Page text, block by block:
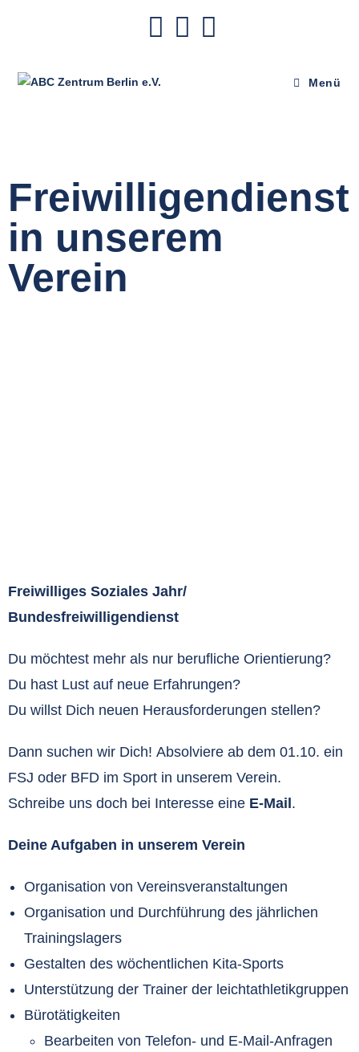
Menü
Freiwilligendienst
in unserem
Verein
Freiwilliges Soziales Jahr/
Bundesfreiwilligendienst
Du möchtest mehr als nur berufliche Orientierung?
Du hast Lust auf neue Erfahrungen?
Du willst Dich neuen Herausforderungen stellen?
Dann suchen wir Dich! Absolviere ab dem 01.10. ein
FSJ oder BFD im Sport in unserem Verein.
Schreibe uns doch bei Interesse eine E-Mail .
Deine Aufgaben in unserem Verein
Organisation von Vereinsveranstaltungen
Organisation und Durchführung des jährlichen
Trainingslagers
Gestalten des wöchentlichen Kita-Sports
Unterstützung der Trainer der leichtathletikgruppen
Bürotätigkeiten
Bearbeiten von Telefon- und E-Mail-Anfragen